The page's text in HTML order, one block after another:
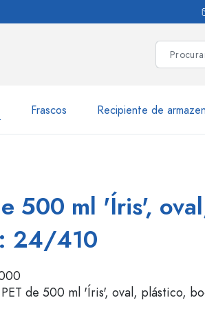
principal
Frascos Recipiente de
Garrafas por marca
Garrafas com tampa mecânica
500 ml 'Íris',
24/410